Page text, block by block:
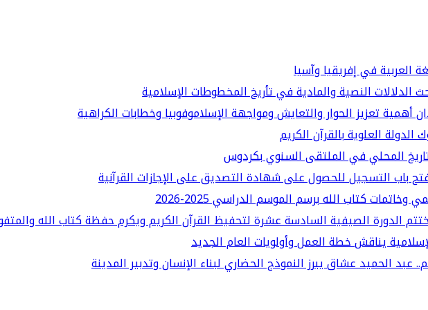
العربية في إفريقيا وآسيا
الدلالات النصية والمادية في تأريخ المخطوطات الإسلامية
أهمية تعزيز الحوار والتعايش ومواجهة الإسلاموفوبيا وخطابات الكراهية
العلوية بالقرآن الكريم
المحلي في الملتقى السنوي بكردوس
باب التسجيل للحصول على شهادة التصديق على الإجازات القرآنية
كتاب الله برسم الموسم الدراسي 2025-2026
الدورة الصيفية السادسة عشرة لتحفيظ القرآن الكريم ويكرم حفظة كتاب الله
يناقش خطة العمل وأولويات العام الجديد
عبد الحميد عشاق يبرز النموذج الحضاري لبناء الإنسان وتدبير المدينة